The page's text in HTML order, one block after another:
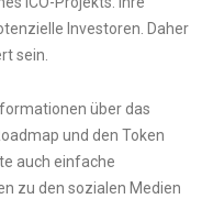
Investoren. Daher
sein.
über das
und den Token
auch einfache
zu den sozialen Medien